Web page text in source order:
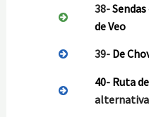
38-
de Veo
39- De
40- Ruta